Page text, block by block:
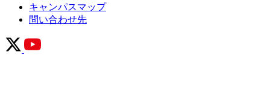
キャンパスマップ
問い合わせ先